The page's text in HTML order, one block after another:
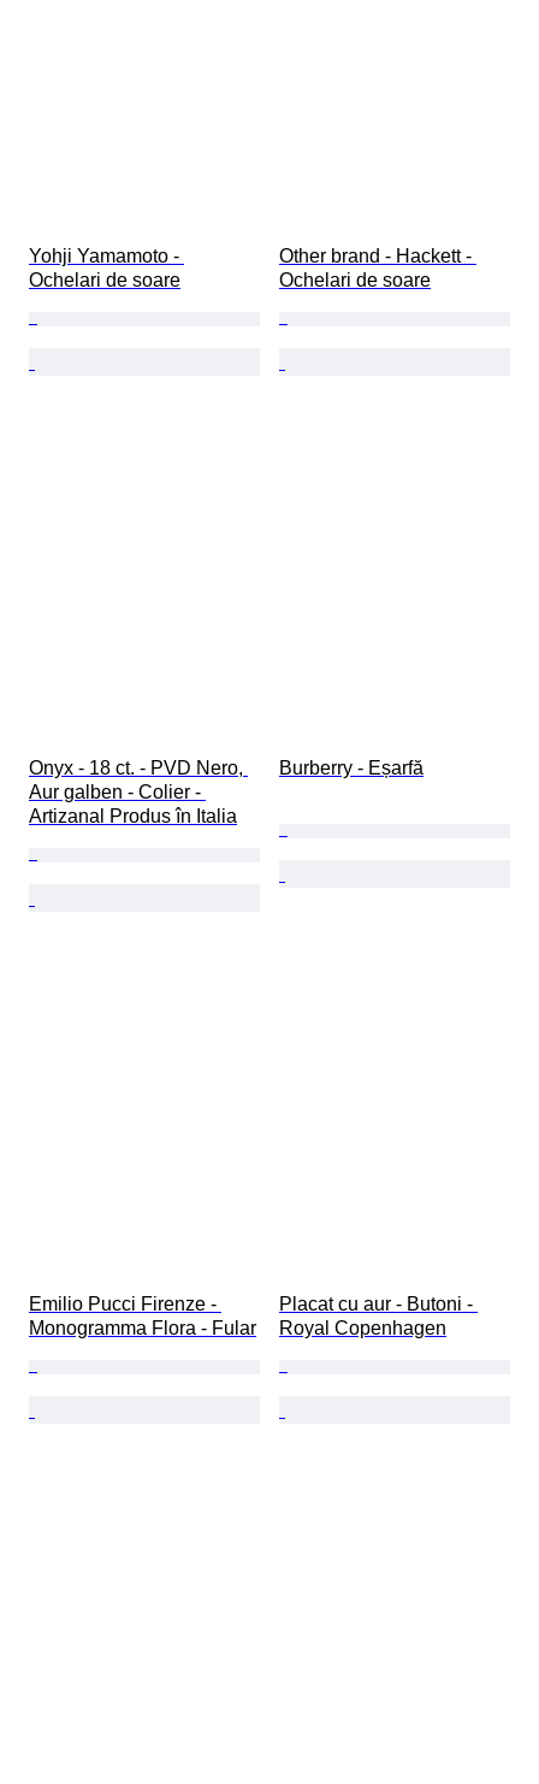
Yohji Yamamoto -
Ochelari de soare
Other brand - Hackett -
Ochelari de soare
Onyx - 18 ct. - PVD Nero,
Aur galben - Colier -
Artizanal Produs în Italia
Burberry - Eșarfă
Emilio Pucci Firenze -
Monogramma Flora - Fular
Placat cu aur - Butoni -
Royal Copenhagen